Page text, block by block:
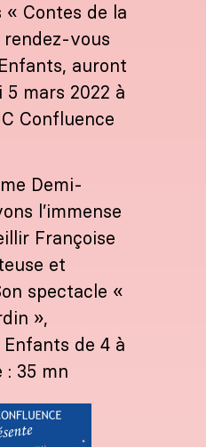
« Contes de la
rendez-vous
auront
5 mars 2022 à
Confluence
Demi-
l’immense
Françoise
et
spectacle «
»,
Enfants de 4 à
: 35 mn